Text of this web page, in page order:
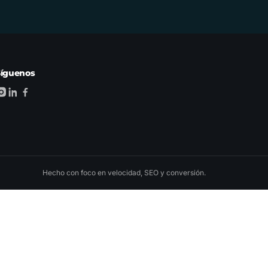
Hecho con foco en velocidad, SEO y conversión.